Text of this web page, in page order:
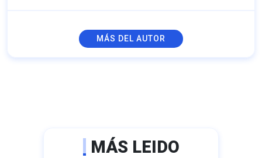
MÁS DEL AUTOR
MÁS LEIDO